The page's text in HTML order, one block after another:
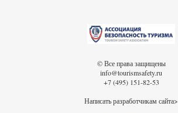
© Все права защищены
info@tourismsafety.ru
+7 (495) 151-82-53
Написать разработчикам сайта>